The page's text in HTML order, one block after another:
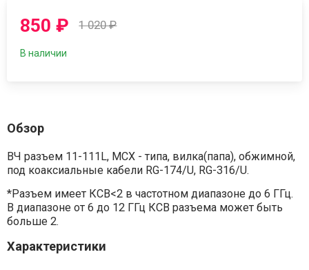
850₽ 1 020₽
В наличии
Обзор
ВЧ разъем 11-111L, MCX - типа, вилка(папа), обжимной,
под коаксиальные кабели RG-174/U, RG-316/U.
*Разъем имеет КСВ<2 в частотном диапазоне до 6 ГГц.
В диапазоне от 6 до 12 ГГц КСВ разъема может быть
больше 2.
Характеристики